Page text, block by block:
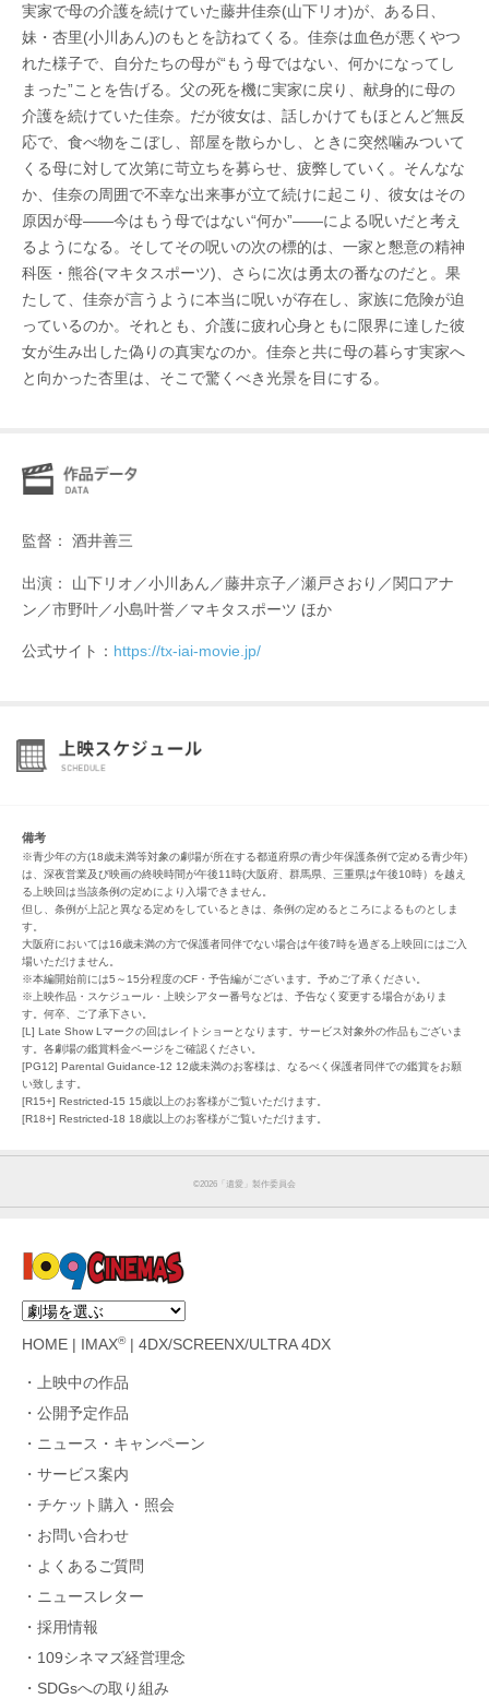
実家で母の介護を続けていた藤井佳奈(山下リオ)が、ある日、
妹・杏里(小川あん)のもとを訪ねてくる。佳奈は血色が悪くやつ
れた様子で、自分たちの母が“もう母ではない、何かになってし
まった”ことを告げる。父の死を機に実家に戻り、献身的に母の
介護を続けていた佳奈。だが彼女は、話しかけてもほとんど無反
応で、食べ物をこぼし、部屋を散らかし、ときに突然噛みついて
くる母に対して次第に苛立ちを募らせ、疲弊していく。そんなな
か、佳奈の周囲で不幸な出来事が立て続けに起こり、彼女はその
原因が母――今はもう母ではない“何か”――による呪いだと考え
るようになる。そしてその呪いの次の標的は、一家と懇意の精神
科医・熊谷(マキタスポーツ)、さらに次は勇太の番なのだと。果
たして、佳奈が言うように本当に呪いが存在し、家族に危険が迫
っているのか。それとも、介護に疲れ心身ともに限界に達した彼
女が生み出した偽りの真実なのか。佳奈と共に母の暮らす実家へ
と向かった杏里は、そこで驚くべき光景を目にする。
監督： 酒井善三
出演： 山下リオ／小川あん／藤井京子／瀬戸さおり／関口アナ
ン／市野叶／小島叶誉／マキタスポーツ ほか
公式サイト： https://tx-iai-movie.jp/
備考
※青少年の方(18歳未満等対象の劇場が所在する都道府県の青少年保護条例で定める青少年)
は、深夜営業及び映画の終映時間が午後11時(大阪府、群馬県、三重県は午後10時）を越え
る上映回は当該条例の定めにより入場できません。
但し、条例が上記と異なる定めをしているときは、条例の定めるところによるものとしま
す。
大阪府においては16歳未満の方で保護者同伴でない場合は午後7時を過ぎる上映回にはご入
場いただけません。
※本編開始前には5～15分程度のCF・予告編がございます。予めご了承ください。
※上映作品・スケジュール・上映シアター番号などは、予告なく変更する場合がありま
す。何卒、ご了承下さい。
[L] Late Show Lマークの回はレイトショーとなります。サービス対象外の作品もございま
す。各劇場の鑑賞料金ページをご確認ください。
[PG12] Parental Guidance-12 12歳未満のお客様は、なるべく保護者同伴での鑑賞をお願
い致します。
[R15+] Restricted-15 15歳以上のお客様がご覧いただけます。
[R18+] Restricted-18 18歳以上のお客様がご覧いただけます。
©︎2026「遺愛」製作委員会
HOME IMAX®| 4DX/SCREENX/ULTRA 4DX
上映中の作品
公開予定作品
ニュース・キャンペーン
サービス案内
チケット購入・照会
お問い合わせ
よくあるご質問
ニュースレター
採用情報
109シネマズ経営理念
SDGsへの取り組み